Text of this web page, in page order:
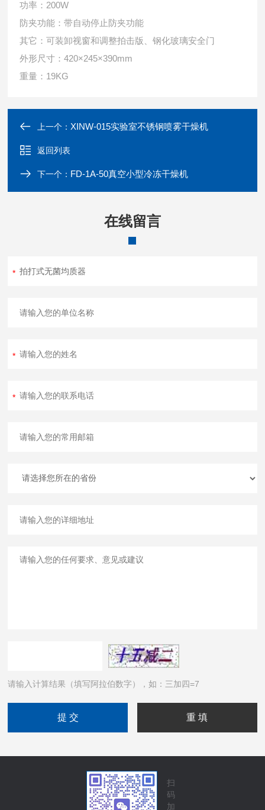
功率：200W
防夹功能：带自动停止防夹功能
其它：可装卸视窗和调整拍击版、钢化玻璃安全门
外形尺寸：420×245×390mm
重量：19KG
上一个：XINW-015实验室不锈钢喷雾干燥机
返回列表
下一个： FD-1A-50真空小型冷冻干燥机
在线留言
请输入计算结果（填写阿拉伯数字），如：三加四=7
扫
码
加